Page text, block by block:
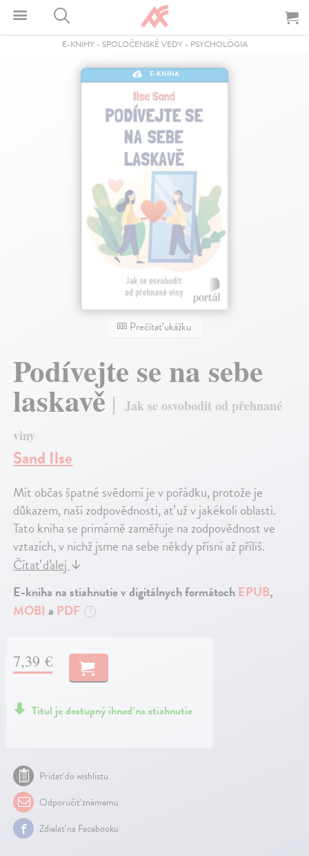
E-KNIHY- SPOLOČENSKÉ VEDY- PSYCHOLÓGIA
E-KNIHA
Prečítať ukážku
Podívejte se na sebe
laskavě
Jak se osvobodit od přehnané
viny
Sand Ilse
Mít občas špatné svědomí je v pořádku, protože je
důkazem, naší zodpovědnosti, ať už v jakékoli oblasti.
Tato kniha se primárně zaměřuje na zodpovědnost ve
vztazích, v nichž jsme na sebe někdy přísní až příliš.
Čítať ďalej ↓
E-kniha na stiahnutie v digitálnych formátochEPUB,
MOBI a PDF ?
7,39 €
Titul je dostupný ihneď na stiahnutie
Pridať do wishlistu
Odporučiť známemu
Zdielať na Facebooku